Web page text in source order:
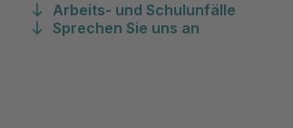
Arbeits- und Schulunfälle
Sprechen Sie uns an